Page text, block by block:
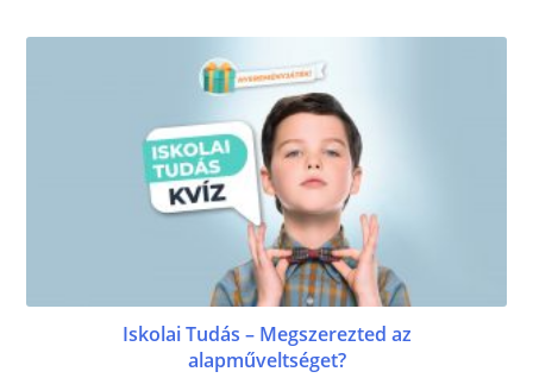
Iskolai Tudás – Megszerezted az
alapműveltséget?